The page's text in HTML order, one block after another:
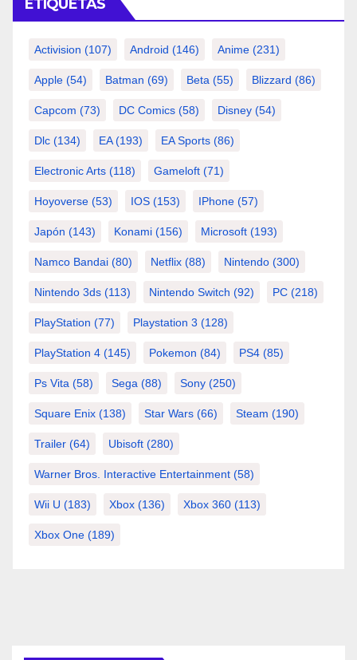
ETIQUETAS
Activision (107) Android (146) Anime (231)
Apple (54) Batman (69) Beta (55) Blizzard (86)
Capcom (73) DC Comics (58) Disney (54)
Dlc (134) EA(193) EA Sports (86)
Electronic Arts (118) Gameloft (71)
Hoyoverse (53) IOS (153) IPhone (57)
Japón (143) Konami (156) Microsoft (193)
Namco Bandai (80) Netflix (88) Nintendo (300)
Nintendo 3ds (113) Nintendo Switch (92) PC (218)
PlayStation (77) Playstation 3 (128)
PlayStation 4 (145) Pokemon (84) PS4 (85)
Ps Vita (58) Sega (88) Sony (250)
Square Enix (138) Star Wars (66) Steam (190)
Trailer (64) Ubisoft (280)
Warner Bros. Interactive Entertainment (58)
Wii U (183) Xbox (136) Xbox 360 (113)
Xbox One (189)